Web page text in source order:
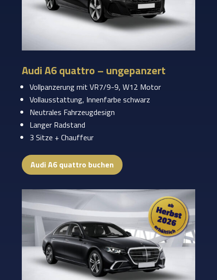
Audi A6 quattro – ungepanzert
Vollpanzerung mit VR7/9-9, W12 Motor
Vollausstattung, Innenfarbe schwarz
Neutrales Fahrzeugdesign
Langer Radstand
3 Sitze + Chauffeur
Audi A6 quattro buchen